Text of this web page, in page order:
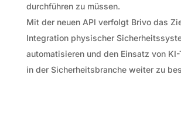
durchführen zu müssen.
Mit der neuen API verfolgt Brivo das
Integration physischer
automatisieren und den Einsatz von
in der Sicherheitsbranche weiter zu